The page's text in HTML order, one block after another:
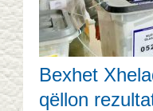
Bexhet
qëllon